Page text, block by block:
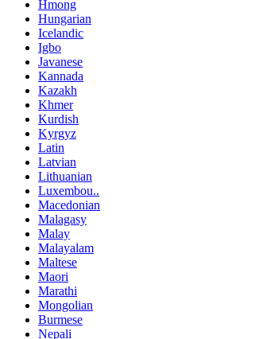
Hmong
Hungarian
Icelandic
Igbo
Javanese
Kannada
Kazakh
Khmer
Kurdish
Kyrgyz
Latin
Latvian
Lithuanian
Luxembou..
Macedonian
Malagasy
Malay
Malayalam
Maltese
Maori
Marathi
Mongolian
Burmese
Nepali